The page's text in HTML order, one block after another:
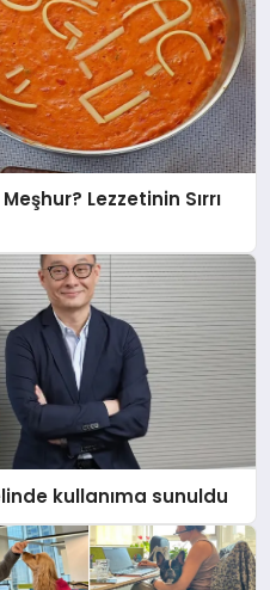
Lezzetinin Sırrı
kullanıma sunuldu